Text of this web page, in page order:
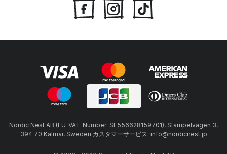
Nordic Nest AB (EU-VAT-Number: SE556628159701), Stämpelvägen 3,
394 70 Kalmar, Sweden カスタマーサービス: info@nordicnest.jp